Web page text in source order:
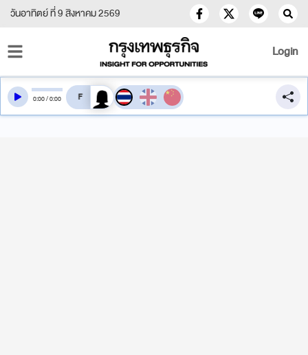
วันอาทิตย์ ที่ 9 สิงหาคม 2569
Login
0:00/0:00 สลับเสียงอ่าน